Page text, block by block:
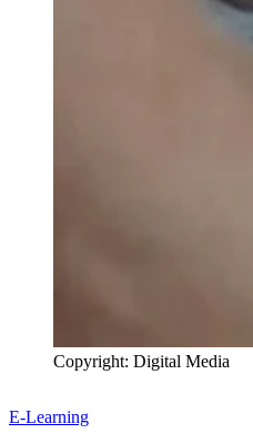
Copyright: Digital Media
E-Learning